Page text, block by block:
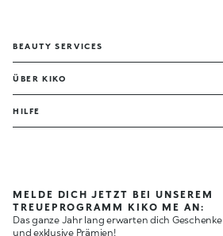
BEAUTY SERVICES
ÜBER KIKO
HILFE
MELDE DICH JETZT BEI UNSEREM
TREUEPROGRAMM KIKO ME AN:
Das ganze Jahr lang erwarten dich Geschenke
und exklusive Prämien!